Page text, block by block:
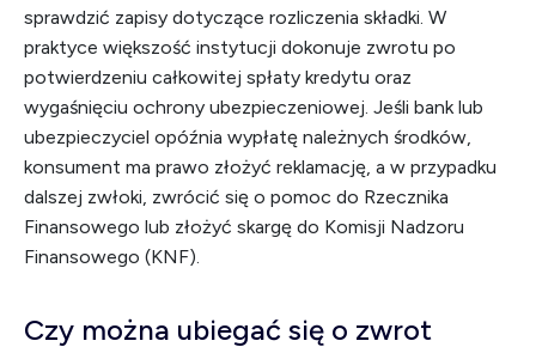
sprawdzić zapisy dotyczące rozliczenia składki. W
praktyce większość instytucji dokonuje zwrotu po
potwierdzeniu całkowitej spłaty kredytu oraz
wygaśnięciu ochrony ubezpieczeniowej. Jeśli bank lub
ubezpieczyciel opóźnia wypłatę należnych środków,
konsument ma prawo złożyć reklamację, a w przypadku
dalszej zwłoki, zwrócić się o pomoc do Rzecznika
Finansowego lub złożyć skargę do Komisji Nadzoru
Finansowego (KNF).
Czy można ubiegać się o zwrot